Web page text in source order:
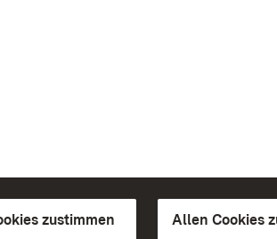
zustimmen Allen Cookies